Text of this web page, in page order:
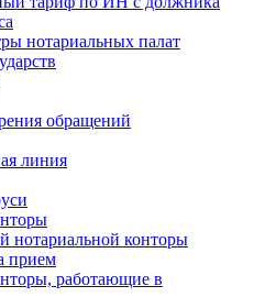
нотариальных палат
обращений
линия
нотариальной конторы
прием
работающие в